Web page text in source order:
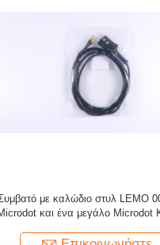
Ισοδύναμο καλώδιο αισθητήρα
Υπερηχητικό καλώδιο (Συμβατό
ένα μικρό Microdot)